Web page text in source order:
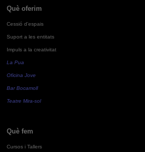
Què oferim
Cessió d'espais
Suport a les entitats
Impuls a la creativitat
La Pua
Oficina Jove
Bar Bocamoll
Teatre Mira-sol
Què fem
Cursos i Tallers